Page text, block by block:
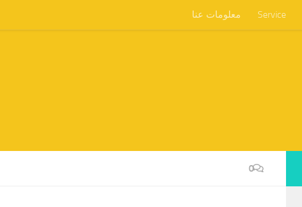
Service معلومات عنا
0